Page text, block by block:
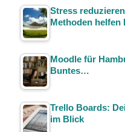
Stress
Methoden helfen
Moodle für
Buntes…
Trello Boards:
im Blick